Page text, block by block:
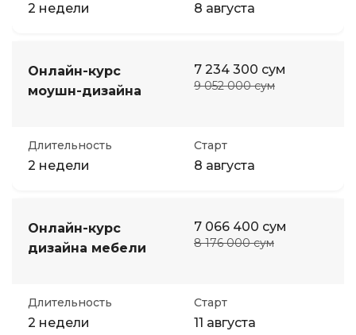
2 недели 8 августа
Онлайн-курс
моушн-дизайна
7 234 300 сум
9 052 000 сум
Длительность
2 недели
Старт
8 августа
Онлайн-курс
дизайна мебели
7 066 400 сум
8 176 000 сум
Длительность
2 недели
Старт
11 августа